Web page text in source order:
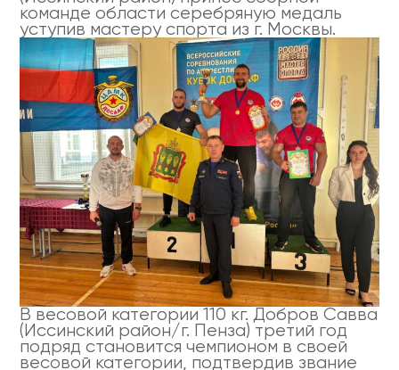
команде области серебряную медаль
уступив мастеру спорта из г. Москвы.
В весовой категории 110 кг. Добров Савва
(Иссинский район/г. Пенза) третий год
подряд становится чемпионом в своей
весовой категории, подтвердив звание